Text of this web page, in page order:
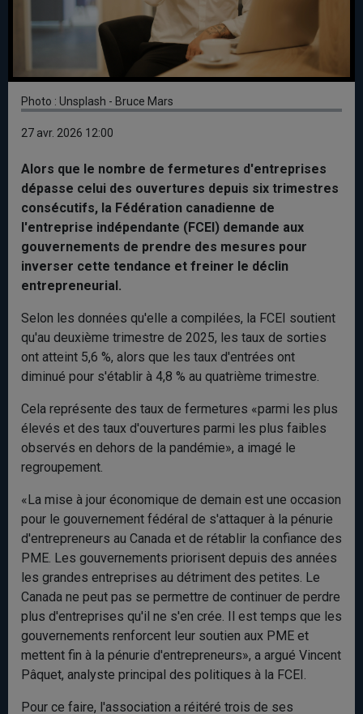
Photo : Unsplash - Bruce Mars
27 avr. 2026 12:00
Alors que le nombre de fermetures d'entreprises
dépasse celui des ouvertures depuis six trimestres
consécutifs, la Fédération canadienne de
l'entreprise indépendante (FCEI) demande aux
gouvernements de prendre des mesures pour
inverser cette tendance et freiner le déclin
entrepreneurial.
Selon les données qu'elle a compilées, la FCEI soutient
qu'au deuxième trimestre de 2025, les taux de sorties
ont atteint 5,6 %, alors que les taux d'entrées ont
diminué pour s'établir à 4,8 % au quatrième trimestre.
Cela représente des taux de fermetures «parmi les plus
élevés et des taux d'ouvertures parmi les plus faibles
observés en dehors de la pandémie», a imagé le
regroupement.
«La mise à jour économique de demain est une occasion
pour le gouvernement fédéral de s'attaquer à la pénurie
d'entrepreneurs au Canada et de rétablir la confiance des
PME. Les gouvernements priorisent depuis des années
les grandes entreprises au détriment des petites. Le
Canada ne peut pas se permettre de continuer de perdre
plus d'entreprises qu'il ne s'en crée. Il est temps que les
gouvernements renforcent leur soutien aux PME et
mettent fin à la pénurie d'entrepreneurs», a argué Vincent
Pâquet, analyste principal des politiques à la FCEI.
Pour ce faire, l'association a réitéré trois de ses